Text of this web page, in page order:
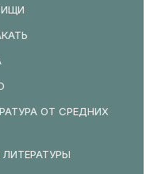
ОТ СРЕДНИХ